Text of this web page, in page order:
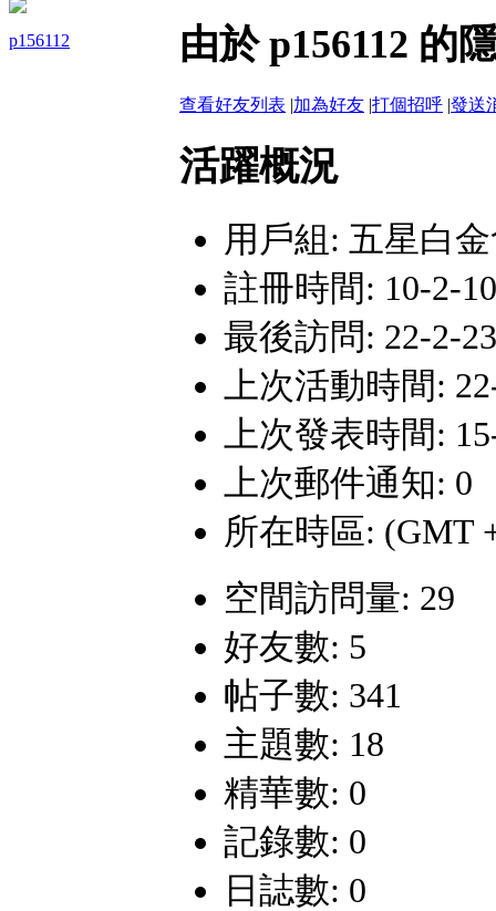
p156112 由於 p156112 的
查看好友列表 |加為好友 |打個招呼 |發送
活躍概況
用戶組: 五星白
註冊時間: 10-2-
最後訪問: 22-2-
上次活動時間:
上次發表時間:
上次郵件通知: 0
所在時區: (GMT
空間訪問量: 29
好友數: 5
帖子數: 341
主題數: 18
精華數: 0
記錄數: 0
日誌數: 0